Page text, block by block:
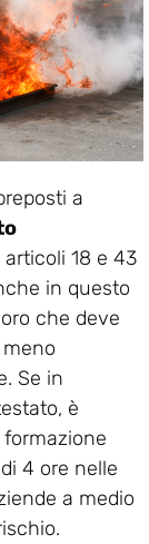
a
18 e 43
in questo
che deve
Se in
è
4 ore nelle
a medio